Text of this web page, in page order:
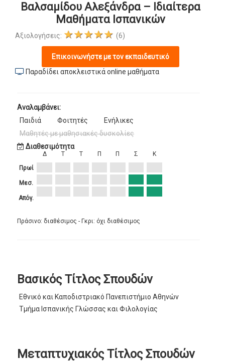
Βαλσαμίδου Αλεξάνδρα – Ιδιαίτερα
Μαθήματα Ισπανικών
Αξιολογήσεις: ★★★★★ (6)
Επικοινωνήστε με τον εκπαιδευτικό
Παραδίδει αποκλειστικά online μαθήματα
Αναλαμβάνει:
Παιδιά
Φοιτητές
Ενήλικες
Μαθητές με μαθησιακές δυσκολίες
Διαθεσιμότητα
Πρωί
Μεσ.
Απόγ.
Δ Τ Τ Π Π Σ Κ
Πράσινο: διαθέσιμος - Γκρι: όχι διαθέσιμος
Βασικός Τίτλος Σπουδών
Εθνικό και Καποδιστριακό Πανεπιστήμιο Αθηνών
Τμήμα Ισπανικής Γλώσσας και Φιλολογίας
Μεταπτυχιακός Τίτλος Σπουδών